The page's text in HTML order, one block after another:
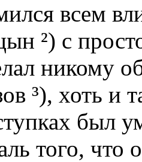
всем
²) с
никому
³), хоть и
был
того, что